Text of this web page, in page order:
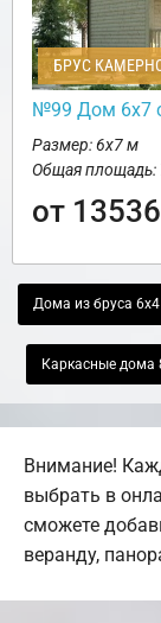
БРУС
№99 Дом 6х7
Размер: 6х7 м
Общая площадь:
от
Дома из бруса 6х4
Каркасные дома
Внимание!
выбрать в
сможете
веранду,